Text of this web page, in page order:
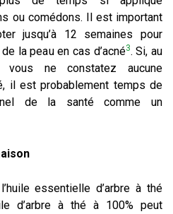
ou comédons. Il est important
jusqu’à 12 semaines pour
la peau en cas d’acné3. Si, au
ne constatez aucune
il est probablement temps de
de la santé comme un
essentielle d’arbre à thé
d’arbre à thé à 100% peut